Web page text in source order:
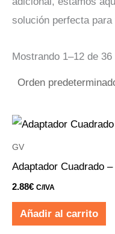
solución perfecta
Mostrando 1–12 de
GV
Adaptador Cuadrado
2.88€ C/IVA
Añadir al carrito